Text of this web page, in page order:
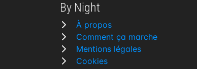
By Night
À propos
Comment ça marche
Mentions légales
Cookies